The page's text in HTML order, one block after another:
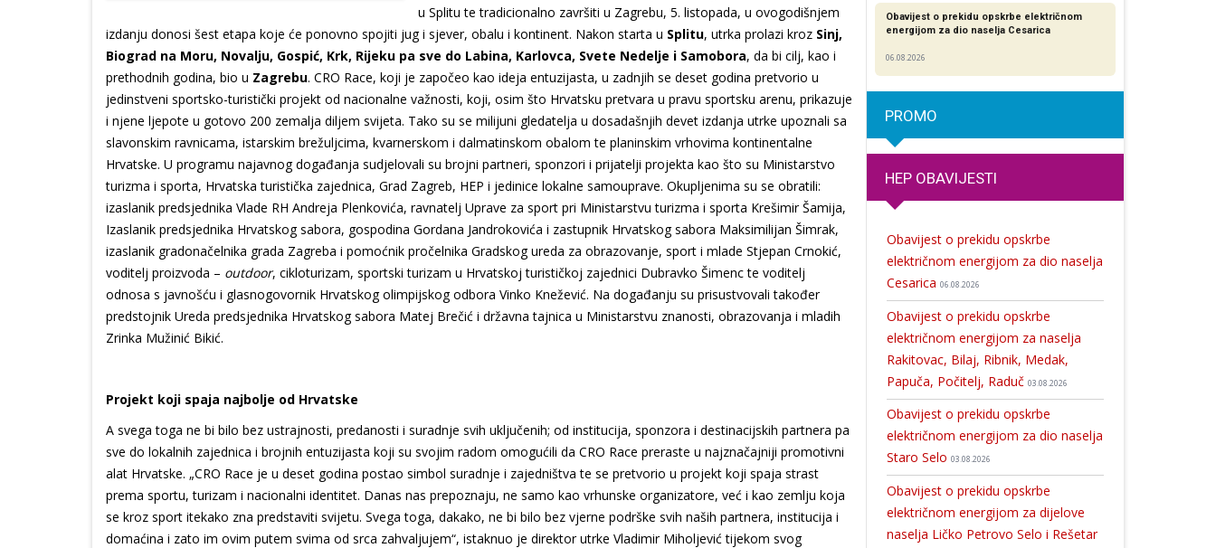
u Splitu te tradicionalno završiti u Zagrebu, 5. listopada, u ovogodišnjem
izdanju donosi šest etapa koje će ponovno spojiti jug i sjever, obalu i kontinent. Nakon starta u Splitu, utrka prolazi kroz Sinj,
Biograd na Moru, Novalju, Gospić, Krk, Rijeku pa sve do Labina, Karlovca, Svete Nedelje i Samobora, da bi cilj, kao i
prethodnih godina, bio u Zagrebu. CRO Race, koji je započeo kao ideja entuzijasta, u zadnjih se deset godina pretvorio u
jedinstveni sportsko-turistički projekt od nacionalne važnosti, koji, osim što Hrvatsku pretvara u pravu sportsku arenu, prikazuje
i njene ljepote u gotovo 200 zemalja diljem svijeta. Tako su se milijuni gledatelja u dosadašnjih devet izdanja utrke upoznali sa
slavonskim ravnicama, istarskim brežuljcima, kvarnerskom i dalmatinskom obalom te planinskim vrhovima kontinentalne
Hrvatske. U programu najavnog događanja sudjelovali su brojni partneri, sponzori i prijatelji projekta kao što su Ministarstvo
turizma i sporta, Hrvatska turistička zajednica, Grad Zagreb, HEP i jedinice lokalne samouprave. Okupljenima su se obratili:
izaslanik predsjednika Vlade RH Andreja Plenkovića, ravnatelj Uprave za sport pri Ministarstvu turizma i sporta Krešimir Šamija,
Izaslanik predsjednika Hrvatskog sabora, gospodina Gordana Jandrokovića i zastupnik Hrvatskog sabora Maksimilijan Šimrak,
izaslanik gradonačelnika grada Zagreba i pomoćnik pročelnika Gradskog ureda za obrazovanje, sport i mlade Stjepan Crnokić,
voditelj proizvoda – outdoor, cikloturizam, sportski turizam u Hrvatskoj turističkoj zajednici Dubravko Šimenc te voditelj
odnosa s javnošću i glasnogovornik Hrvatskog olimpijskog odbora Vinko Knežević. Na događanju su prisustvovali također
predstojnik Ureda predsjednika Hrvatskog sabora Matej Brečić i državna tajnica u Ministarstvu znanosti, obrazovanja i mladih
Zrinka Mužinić Bikić.
Projekt koji spaja najbolje od Hrvatske
A svega toga ne bi bilo bez ustrajnosti, predanosti i suradnje svih uključenih; od institucija, sponzora i destinacijskih partnera pa
sve do lokalnih zajednica i brojnih entuzijasta koji su svojim radom omogućili da CRO Race preraste u najznačajniji promotivni
alat Hrvatske. „CRO Race je u deset godina postao simbol suradnje i zajedništva te se pretvorio u projekt koji spaja strast
prema sportu, turizam i nacionalni identitet. Danas nas prepoznaju, ne samo kao vrhunske organizatore, već i kao zemlju koja
se kroz sport itekako zna predstaviti svijetu. Svega toga, dakako, ne bi bilo bez vjerne podrške svih naših partnera, institucija i
domaćina i zato im ovim putem svima od srca zahvaljujem“, istaknuo je direktor utrke Vladimir Miholjević tijekom svog
Obavijest o prekidu opskrbe električnom
energijom za dio naselja Cesarica
06.08.2026
PROMO
HEP OBAVIJESTI
Obavijest o prekidu opskrbe
električnom energijom za dio naselja
Cesarica 06.08.2026
Obavijest o prekidu opskrbe
električnom energijom za naselja
Rakitovac, Bilaj, Ribnik, Medak,
Papuča, Počitelj, Raduč 03.08.2026
Obavijest o prekidu opskrbe
električnom energijom za dio naselja
Staro Selo 03.08.2026
Obavijest o prekidu opskrbe
električnom energijom za dijelove
naselja Ličko Petrovo Selo i Rešetar